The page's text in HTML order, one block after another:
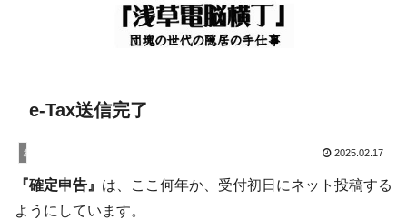
e-Tax送信完了
お知らせ 2025.02.17
『確定申告』 は、ここ何年か、受付初日にネット投稿する
ようにしています。